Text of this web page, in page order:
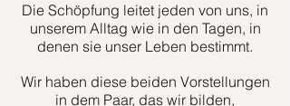
Die Schöpfung leitet jeden von uns, in
unserem Alltag wie in den Tagen, in
denen sie unser Leben bestimmt.
Wir haben diese beiden Vorstellungen
in dem Paar, das wir bilden,